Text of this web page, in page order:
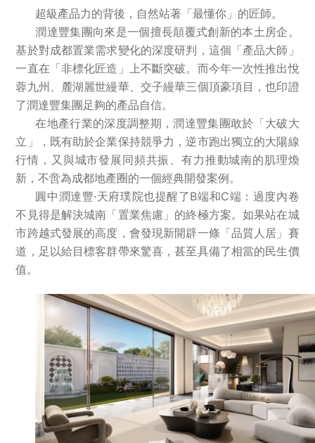
超級產品力的背後，自然站著「最懂你」的匠師。
潤達豐集團向來是一個擅長顛覆式創新的本土房企。
基於對成都置業需求變化的深度研判，這個「產品大師」
一直在「非標化匠造」上不斷突破。而今年一次性推出悅
蓉九州、麓湖麗世縵華、交子縵華三個頂豪項目，也印證
了潤達豐集團足夠的產品自信。
在地產行業的深度調整期，潤達豐集團敢於「大破大
立」，既有助於企業保持競爭力，逆市跑出獨立的大陽線
行情，又與城市發展同頻共振、有力推動城南的肌理煥
新，不啻為成都地產圈的一個經典開發案例。
圓中潤達豐·天府璞院也提醒了B端和C端：過度內卷
不見得是解決城南「置業焦慮」的終極方案。如果站在城
市跨越式發展的高度，會發現新開辟一條「品質人居」賽
道，足以給目標客群帶來驚喜，甚至具備了相當的民生價
值。